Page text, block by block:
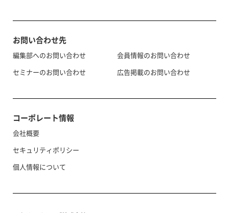
お問い合わせ先
編集部へのお問い合わせ
セミナーのお問い合わせ
会員情報のお問い合わせ
広告掲載のお問い合わせ
コーポレート情報
会社概要
セキュリティポリシー
個人情報について